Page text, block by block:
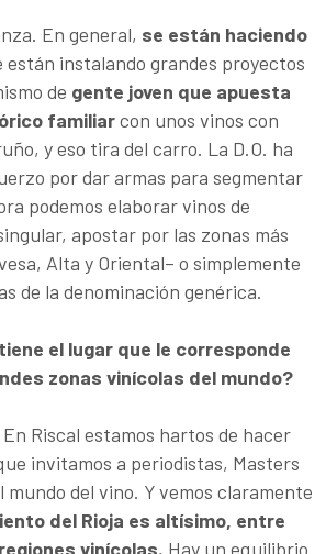
En general, se están haciendo
están instalando grandes proyectos
de gente joven que apuesta
familiarcon unos vinos con
y eso tira del carro. La D.O. ha
por dar armas para segmentar
podemos elaborar vinos de
apostar por las zonas más
Alta y Oriental– o simplemente
de la denominación genérica.
el lugar que le corresponde
zonas vinícolas del mundo?
Riscal estamos hartos de hacer
invitamos a periodistas, Masters
mundo del vino. Y vemos claramente
del Rioja es altísimo, entre
vinícolas. Hay un equilibrio